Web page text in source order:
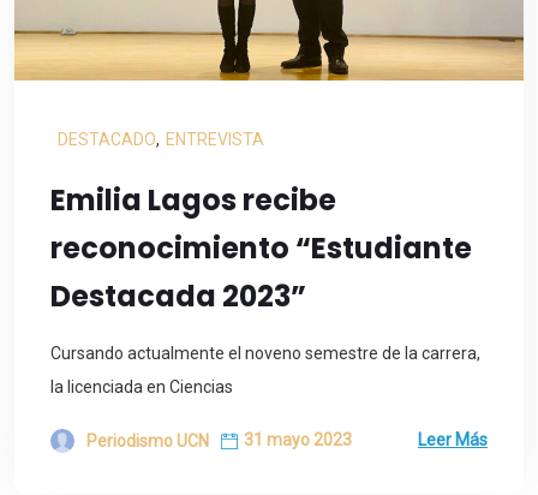
DESTACADO, ENTREVISTA
Emilia Lagos recibe
reconocimiento “Estudiante
Destacada 2023”
Cursando actualmente el noveno semestre de la carrera,
la licenciada en Ciencias
Periodismo UCN 31 mayo 2023 Leer Más